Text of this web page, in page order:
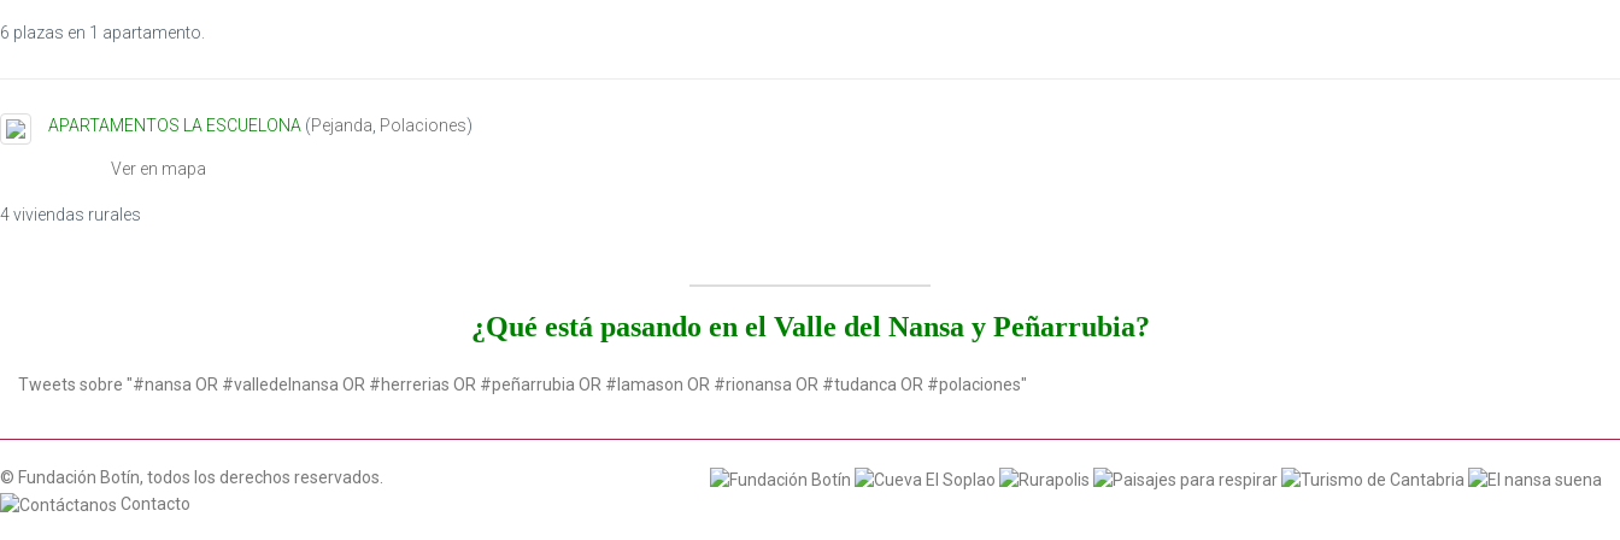
6 plazas en 1 apartamento.
APARTAMENTOS LA ESCUELONA (Pejanda Polaciones)
Ver en mapa
4 viviendas rurales
¿Qué está pasando en el Valle del Nansa y Peñarrubia?
Tweets sobre "#nansa OR #valledelnansa OR #herrerias OR #peñarrubia OR #lamason OR #rionansa OR #tudanca OR #polaciones"
© Fundación Botín, todos los derechos reservados.
Contacto